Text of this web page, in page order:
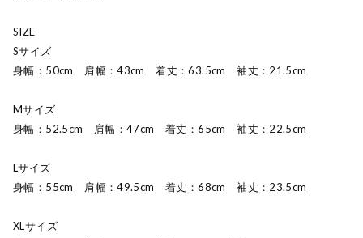
SIZE
Sサイズ
身幅：50cm 肩幅：43cm 着丈：63.5cm 袖丈：21.5cm
Mサイズ
身幅：52.5cm 肩幅：47cm 着丈：65cm 袖丈：22.5cm
Lサイズ
身幅：55cm 肩幅：49.5cm 着丈：68cm 袖丈：23.5cm
XLサイズ